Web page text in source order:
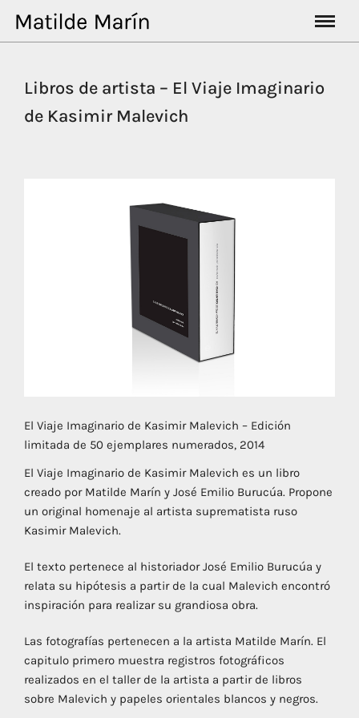
Libros de artista – El Viaje Imaginario
de Kasimir Malevich
El Viaje Imaginario de Kasimir Malevich – Edición
limitada de 50 ejemplares numerados, 2014
El Viaje Imaginario de Kasimir Malevich es un libro
creado por Matilde Marín y José Emilio Burucúa. Propone
un original homenaje al artista suprematista ruso
Kasimir Malevich.
El texto pertenece al historiador José Emilio Burucúa y
relata su hipótesis a partir de la cual Malevich encontró
inspiración para realizar su grandiosa obra.
Las fotografías pertenecen a la artista Matilde Marín. El
capitulo primero muestra registros fotográficos
realizados en el taller de la artista a partir de libros
sobre Malevich y papeles orientales blancos y negros.